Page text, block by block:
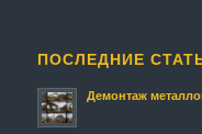
ПОСЛЕДНИЕ
Демонтаж